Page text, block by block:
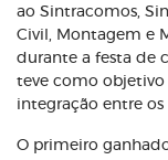
ao Sintracomos,
Civil, Montagem e
durante a festa de
teve como
integração entre
O primeiro